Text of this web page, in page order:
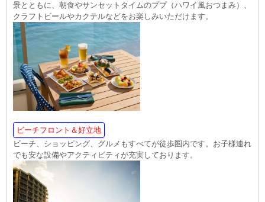
景とともに、朝食やサンセットタイムのププ（ハワイ風おつまみ）、
クラフトビールやカクテルなどをお楽しみいただけます。
ビーチフロント＆好立地
ビーチ、ショッピング、グルメもすべてが徒歩圏内です。お子様連れ
でも安な設備やアクティビティが充実しております。